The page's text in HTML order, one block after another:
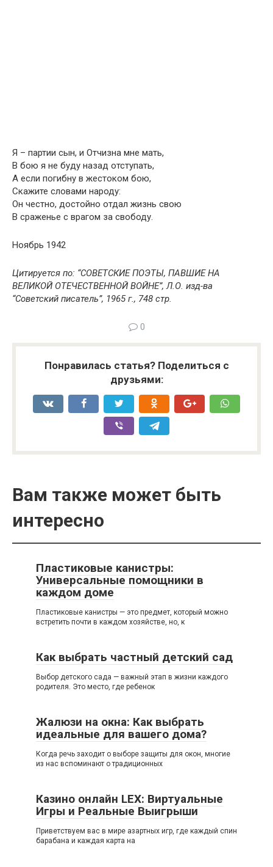
Я – партии сын, и Отчизна мне мать,
В бою я не буду назад отступать,
А если погибну в жестоком бою,
Скажите словами народу:
Он честно, достойно отдал жизнь свою
В сраженье с врагом за свободу.
Ноябрь 1942
Цитируется по: “СОВЕТСКИЕ ПОЭТЫ, ПАВШИЕ НА
ВЕЛИКОЙ ОТЕЧЕСТВЕННОЙ ВОЙНЕ”, Л.О. изд-ва
“Советский писатель”, 1965 г., 748 стр.
0
Понравилась статья? Поделиться с
друзьями:
Вам также может быть
интересно
Пластиковые канистры:
Универсальные помощники в
каждом доме
Пластиковые канистры — это предмет, который можно
встретить почти в каждом хозяйстве, но, к
Как выбрать частный детский сад
Выбор детского сада — важный этап в жизни каждого
родителя. Это место, где ребенок
Жалюзи на окна: Как выбрать
идеальные для вашего дома?
Когда речь заходит о выборе защиты для окон, многие
из нас вспоминают о традиционных
Казино онлайн LEX: Виртуальные
Игры и Реальные Выигрыши
Приветствуем вас в мире азартных игр, где каждый спин
барабана и каждая карта на